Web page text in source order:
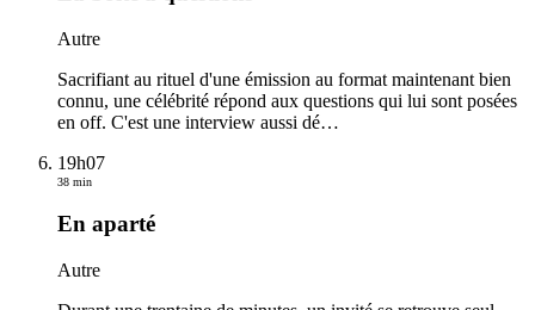
Autre
Sacrifiant au rituel d'une émission au format maintenant bien
connu, une célébrité répond aux questions qui lui sont posées
en off. C'est une interview aussi dé…
19h07
38 min
En aparté
Autre